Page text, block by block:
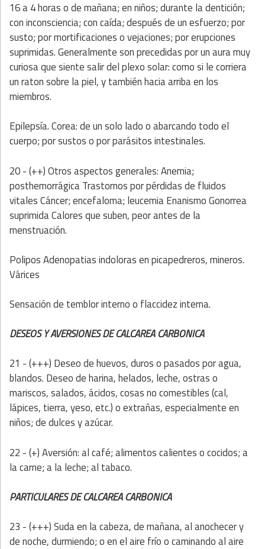
16 a 4 horas o de mañana; en niños; durante la dentición;
con inconsciencia; con caída; después de un esfuerzo; por
susto; por mortificaciones o vejaciones; por erupciones
suprimidas. Generalmente son precedidas por un aura muy
curiosa que siente salir del plexo solar: como si le corriera
un raton sobre la piel, y también hacia arriba en los
miembros.
Epilepsía. Corea: de un solo lado o abarcando todo el
cuerpo; por sustos o por parásitos intestinales.
20 - (++) Otros aspectos generales: Anemia;
posthemorrágica Trastornos por pérdidas de fluidos
vitales Cáncer; encefaloma; leucemia Enanismo Gonorrea
suprimida Calores que suben, peor antes de la
menstruación.
Polipos Adenopatias indoloras en picapedreros, mineros.
Várices
Sensación de temblor interno o flaccidez interna.
DESEOS Y AVERSIONES DE CALCAREA CARBONICA
21 - (+++) Deseo de huevos, duros o pasados por agua,
blandos. Deseo de harina, helados, leche, ostras o
mariscos, salados, ácidos, cosas no comestibles (cal,
lápices, tierra, yeso, etc.) o extrañas, especialmente en
niños; de dulces y azúcar.
22 - (+) Aversión: al café; alimentos calientes o cocidos; a
la carne; a la leche; al tabaco.
PARTICULARES DE CALCAREA CARBONICA
23 - (+++)Suda en la cabeza, de mañana, al anochecer y
de noche, durmiendo; o en el aire frío o caminando al aire